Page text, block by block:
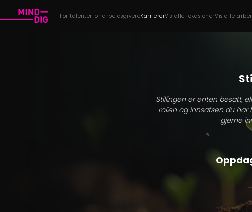
For talenterFor arbeidsgivereKarriererVis alle lokasjonerVis alle
Stillingen er enten besatt,
rollen og innsatsen du har
gjerne